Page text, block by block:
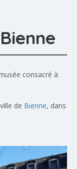
consacré à
de Bienne, dans